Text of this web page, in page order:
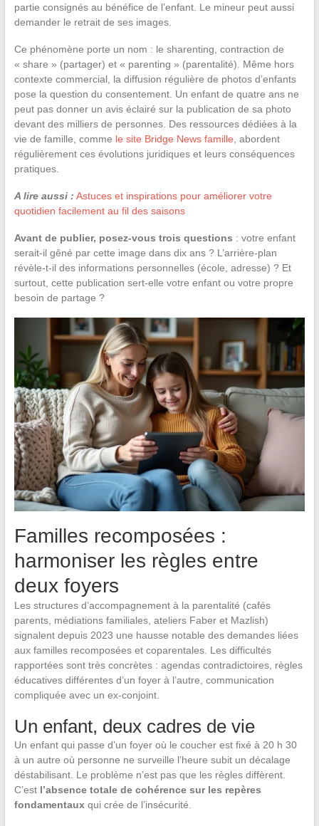
partie consignés au bénéfice de l’enfant. Le mineur peut aussi
demander le retrait de ses images.
Ce phénomène porte un nom : le sharenting, contraction de
« share » (partager) et « parenting » (parentalité). Même hors
contexte commercial, la diffusion régulière de photos d’enfants
pose la question du consentement. Un enfant de quatre ans ne
peut pas donner un avis éclairé sur la publication de sa photo
devant des milliers de personnes. Des ressources dédiées à la
vie de famille, comme le site Bridge News famille , abordent
régulièrement ces évolutions juridiques et leurs conséquences
pratiques.
A lire aussi : Astuces et inspirations pour améliorer votre
quotidien facilement au fil des saisons
Avant de publier, posez-vous trois questions : votre enfant
serait-il gêné par cette image dans dix ans ? L’arrière-plan
révèle-t-il des informations personnelles (école, adresse) ? Et
surtout, cette publication sert-elle votre enfant ou votre propre
besoin de partage ?
Familles recomposées :
harmoniser les règles entre
deux foyers
Les structures d’accompagnement à la parentalité (cafés
parents, médiations familiales, ateliers Faber et Mazlish)
signalent depuis 2023 une hausse notable des demandes liées
aux familles recomposées et coparentales. Les difficultés
rapportées sont très concrètes : agendas contradictoires, règles
éducatives différentes d’un foyer à l’autre, communication
compliquée avec un ex-conjoint.
Un enfant, deux cadres de vie
Un enfant qui passe d’un foyer où le coucher est fixé à 20 h 30
à un autre où personne ne surveille l’heure subit un décalage
déstabilisant. Le problème n’est pas que les règles diffèrent.
C’est l’absence totale de cohérence sur les repères
fondamentauxqui crée de l’insécurité.